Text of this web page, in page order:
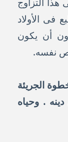
فى الأولاد
أن يكون
نفسه.
الجريئة
. وحياه